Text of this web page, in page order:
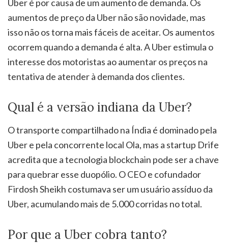
Uber é por causa de um aumento de demanda. Os
aumentos de preço da Uber não são novidade, mas
isso não os torna mais fáceis de aceitar. Os aumentos
ocorrem quando a demanda é alta. A Uber estimula o
interesse dos motoristas ao aumentar os preços na
tentativa de atender à demanda dos clientes.
Qual é a versão indiana da Uber?
O transporte compartilhado na Índia é dominado pela
Uber e pela concorrente local Ola, mas a startup Drife
acredita que a tecnologia blockchain pode ser a chave
para quebrar esse duopólio. O CEO e cofundador
Firdosh Sheikh costumava ser um usuário assíduo da
Uber, acumulando mais de 5.000 corridas no total.
Por que a Uber cobra tanto?